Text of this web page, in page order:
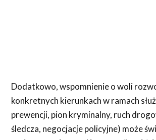
Dodatkowo, wspomnienie o woli
konkretnych kierunkach w ramach
prewencji, pion kryminalny, ruch
śledcza, negocjacje policyjne) może